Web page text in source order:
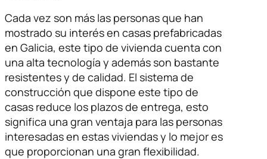
Cada vez son más las personas que han
mostrado su interés en casas prefabricadas
en Galicia, este tipo de vivienda cuenta con
una alta tecnología y además son bastante
resistentes y de calidad. El sistema de
construcción que dispone este tipo de
casas reduce los plazos de entrega, esto
significa una gran ventaja para las personas
interesadas en estas viviendas y lo mejor es
que proporcionan una gran flexibilidad.